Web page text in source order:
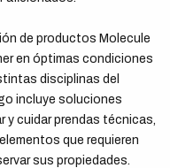
de productos Molecule
en óptimas condiciones
disciplinas del
incluye soluciones
y cuidar prendas técnicas,
que requieren
sus propiedades.